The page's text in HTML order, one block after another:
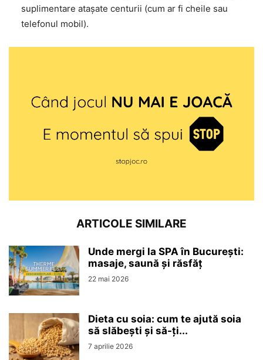
suplimentare atașate centurii (cum ar fi cheile sau
telefonul mobil).
ARTICOLE SIMILARE
Unde mergi la SPA în București:
masaje, saună și răsfăț
22 mai 2026
Dieta cu soia: cum te ajută soia
să slăbești și să-ți...
7 aprilie 2026